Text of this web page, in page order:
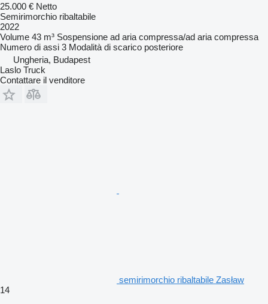
25.000 € Netto
Semirimorchio ribaltabile
2022
Volume 43 m³ Sospensione ad aria compressa/ad aria compressa
Numero di assi 3 Modalità di scarico posteriore
Ungheria, Budapest
Laslo Truck
Contattare il venditore
semirimorchio ribaltabile Zasław
14